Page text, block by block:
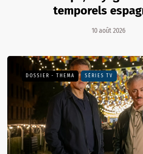
temporels
10 août 2026
DOSSIER - THEMA SÉRIES TV